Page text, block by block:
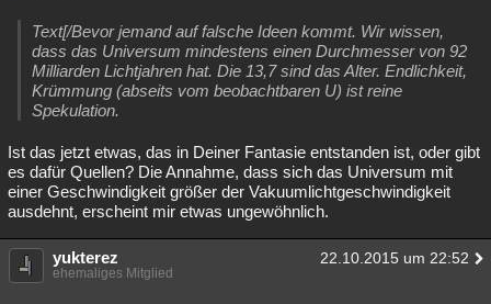
Text[/Bevor jemand auf falsche Ideen kommt. Wir wissen,
dass das Universum mindestens einen Durchmesser von 92
Milliarden Lichtjahren hat. Die 13,7 sind das Alter. Endlichkeit,
Krümmung (abseits vom beobachtbaren U) ist reine
Spekulation.
Ist das jetzt etwas, das in Deiner Fantasie entstanden ist, oder gibt
es dafür Quellen? Die Annahme, dass sich das Universum mit
einer Geschwindigkeit größer der Vakuumlichtgeschwindigkeit
ausdehnt, erscheint mir etwas ungewöhnlich.
yukterez 22.10.2015 um 22:52
ehemaliges Mitglied